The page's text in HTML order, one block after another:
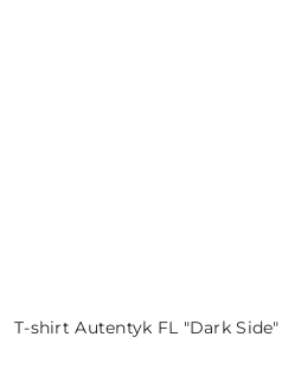
T-shirt Autentyk FL "Dark Side"